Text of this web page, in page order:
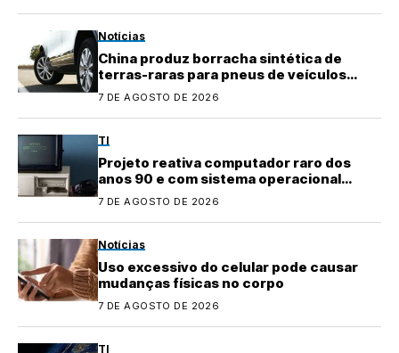
Notícias
China produz borracha sintética de
terras-raras para pneus de veículos
elétricos
7 DE AGOSTO DE 2026
TI
Projeto reativa computador raro dos
anos 90 e com sistema operacional
quase perdido
7 DE AGOSTO DE 2026
Notícias
Uso excessivo do celular pode causar
mudanças físicas no corpo
7 DE AGOSTO DE 2026
TI